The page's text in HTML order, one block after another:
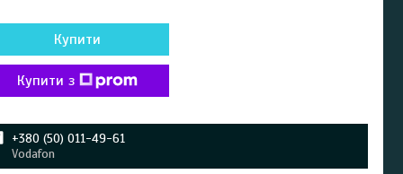
Купити
Купити з
+380 (50) 011-49-61
Vodafon